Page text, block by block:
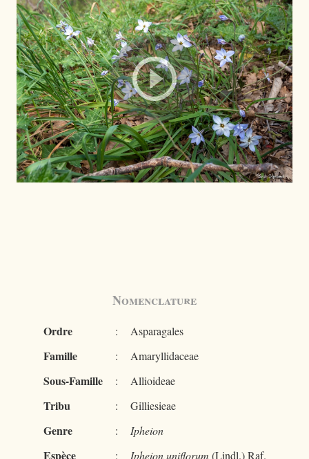
Nomenclature
Ordre : Asparagales
Famille : Amaryllidaceae
Sous-Famille : Allioideae
Tribu : Gilliesieae
Genre : Ipheion
Espèce : Ipheion uniflorum (Lindl.) Raf.